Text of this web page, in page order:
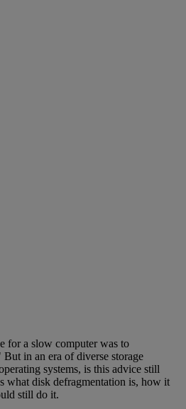
for a slow computer was to
in an era of diverse storage
systems, is this advice still
what disk defragmentation is, how it
still do it.